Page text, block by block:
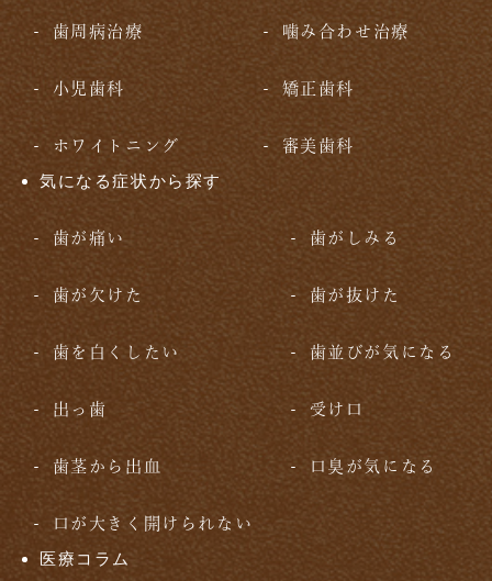
歯周病治療 噛み合わせ治療
小児歯科 矯正歯科
ホワイトニング 審美歯科
気になる症状から探す
歯が痛い 歯がしみる
歯が欠けた 歯が抜けた
歯を白くしたい 歯並びが気になる
出っ歯 受け口
歯茎から出血 口臭が気になる
口が大きく開けられない
医療コラム